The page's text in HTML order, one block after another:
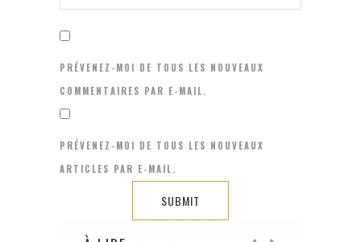
PRÉVENEZ-MOI DE TOUS LES NOUVEAUX
COMMENTAIRES PAR E-MAIL.
PRÉVENEZ-MOI DE TOUS LES NOUVEAUX
ARTICLES PAR E-MAIL.